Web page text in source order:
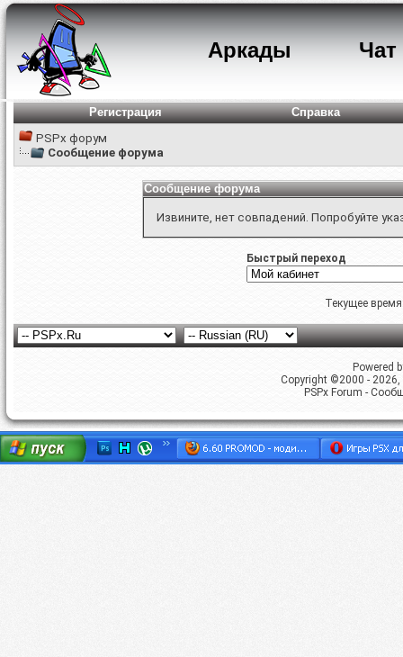
Аркады Чат
Регистрация
Справка
PSPx форум
Сообщение форума
Сообщение форума
Извините, нет совпадений. Попробуйте
Быстрый переход
Текущее
Powered
Copyright ©2000 -
PSPx Forum -